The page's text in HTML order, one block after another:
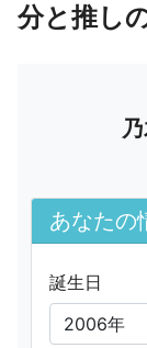
分と推し
あなたの
誕生日